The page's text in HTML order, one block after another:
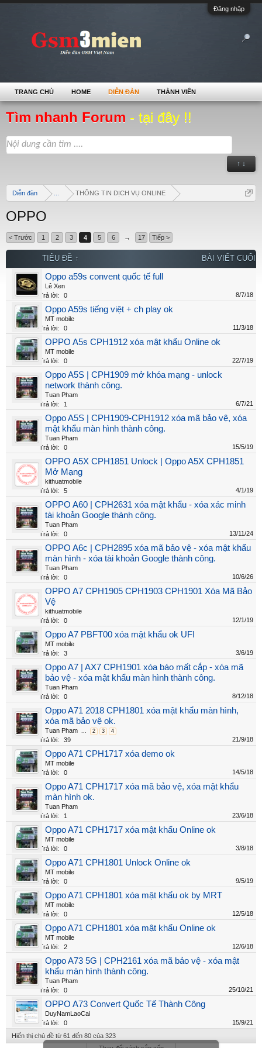
Đăng nhập
Tìm nhanh Forum - tại đây !!
↑ ↓
Diễn đàn THÔNG TIN DỊCH VỤ ONLINE
OPPO
< Trước 1 2 3 4 5 6 → 17 Tiếp >
TIÊU ĐỀ ↑ BÀI VIẾT CUỐI
Oppo a59s convent quốc tế full
Lê Xen
Trả lời:
0 8/7/18
Oppo A59s tiếng việt + ch play ok
MT mobile
Trả lời:
0 11/3/18
OPPO A5s CPH1912 xóa mật khẩu Online ok
MT mobile
Trả lời:
0 22/7/19
Oppo A5S | CPH1909 mở khóa mạng - unlock
network thành công.
Tuan Pham
Trả lời:
1 6/7/21
Oppo A5S | CPH1909-CPH1912 xóa mã bảo vệ, xóa
mật khẩu màn hình thành công.
Tuan Pham
Trả lời:
0 15/5/19
OPPO A5X CPH1851 Unlock | Oppo A5X CPH1851
Mở Mạng
kithuatmobile
Trả lời:
5 4/1/19
OPPO A60 | CPH2631 xóa mật khẩu - xóa xác minh
tài khoản Google thành công.
Tuan Pham
Trả lời:
0 13/11/24
OPPO A6c | CPH2895 xóa mã bảo vệ - xóa mật khẩu
màn hình - xóa tài khoản Google thành công.
Tuan Pham
Trả lời:
0 10/6/26
OPPO A7 CPH1905 CPH1903 CPH1901 Xóa Mã Bảo
Vệ
kithuatmobile
Trả lời:
0 12/1/19
Oppo A7 PBFT00 xóa mật khẩu ok UFI
MT mobile
Trả lời:
3 3/6/19
Oppo A7 | AX7 CPH1901 xóa báo mất cắp - xóa mã
bảo vệ - xóa mật khẩu màn hình thành công.
Tuan Pham
Trả lời:
0 8/12/18
Oppo A71 2018 CPH1801 xóa mật khẩu màn hình,
xóa mã bảo vệ ok.
Tuan Pham ... 2 3 4
Trả lời: 39 21/9/18
Oppo A71 CPH1717 xóa demo ok
MT mobile
Trả lời:
0 14/5/18
Oppo A71 CPH1717 xóa mã bảo vệ, xóa mật khẩu
màn hình ok.
Tuan Pham
Trả lời:
1 23/6/18
Oppo A71 CPH1717 xóa mật khẩu Online ok
MT mobile
Trả lời:
0 3/8/18
Oppo A71 CPH1801 Unlock Online ok
MT mobile
Trả lời:
0 9/5/19
Oppo A71 CPH1801 xóa mật khẩu ok by MRT
MT mobile
Trả lời:
0 12/5/18
Oppo A71 CPH1801 xóa mật khẩu Online ok
MT mobile
Trả lời:
2 12/6/18
Oppo A73 5G | CPH2161 xóa mã bảo vệ - xóa mật
khẩu màn hình thành công.
Tuan Pham
Trả lời:
0 25/10/21
OPPO A73 Convert Quốc Tế Thành Công
DuyNamLaoCai
Trả lời:
0
15/9/21
Hiển thị chủ đề từ 61 đến 80 của 323
TRANG CHỦ HOME DIỄN ĐÀN THÀNH VIÊN